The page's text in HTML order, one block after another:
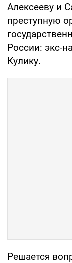
Алексееву и
преступную
России: экс-
Кулику.
Решается